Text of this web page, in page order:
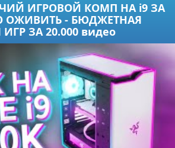
ИГРОВОЙ КОМП НА i9 ЗА
ОЖИВИТЬ - БЮДЖЕТНАЯ
ЗА 20.000 видео